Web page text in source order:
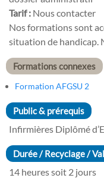
Tarif : Nous contacter
Nos formations sont
situation de handicap.
Formations connexes
Formation AFGSU 2
Public & prérequis
Infirmières Diplômé
Durée / Recyclage /
14 heures soit 2 jours